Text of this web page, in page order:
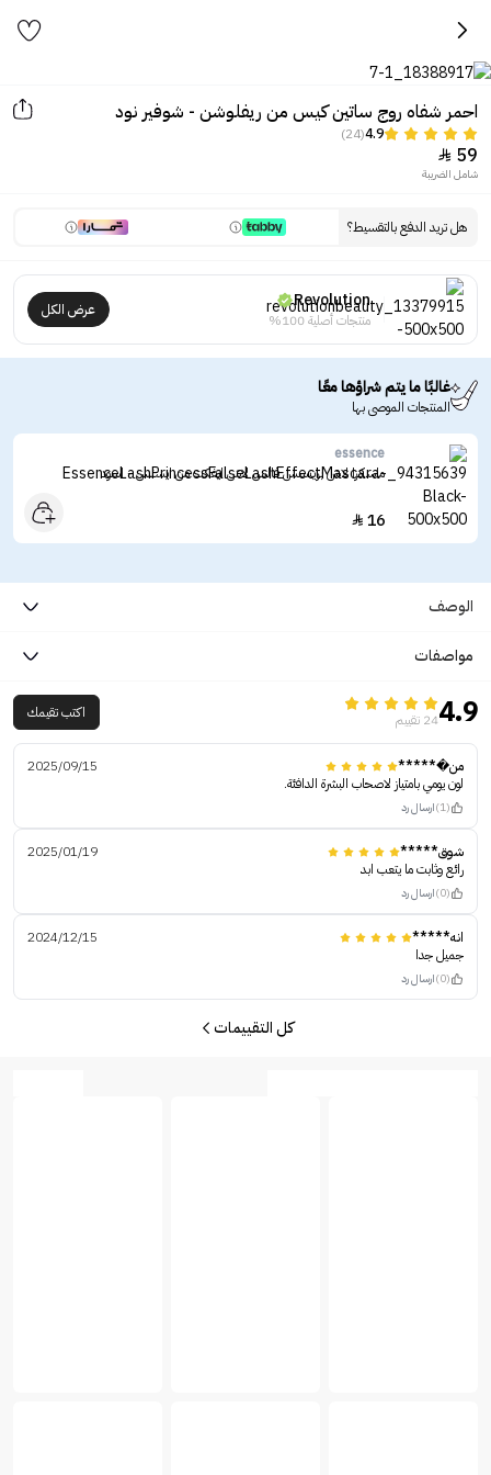
احمر شفاه روج ساتين كيس من ريفلوشن - شوفير نود
4.9
(24)
59

شامل الضريبة
هل تريد الدفع بالتقسيط؟
Revolution
منتجات أصلية 100%
عرض الكل
غالبًا ما يتم شراؤها معًا
المنتجات الموصى بها
essence
ماسكرا لاش برينسس فالس لاش ايفكت من ايسنس - اسود
16

الوصف
مواصفات
4.924 تقييم اكتب تقيمك
من�*****
2025/09/15
لون يومي بامتياز لاصحاب البشرة الدافئة.
(1) ارسال رد
شوق*****
2025/01/19
رائع وثابت ما يتعب ابد
(0) ارسال رد
انه*****
2024/12/15
جميل جدا
(0) ارسال رد
كل التقييمات